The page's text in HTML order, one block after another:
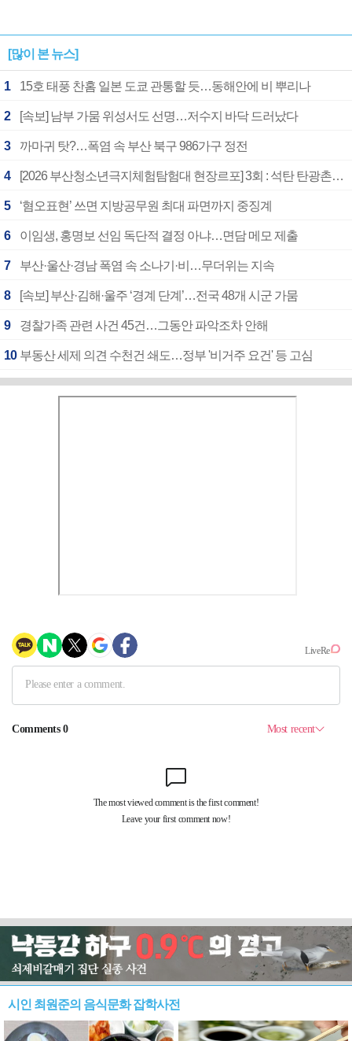
[많이 본 뉴스]
1 15호 태풍 찬홈 일본 도쿄 관통할 듯…동해안에 비 뿌리나
2 [속보] 남부 가뭄 위성서도 선명…저수지 바닥 드러났다
3 까마귀 탓?…폭염 속 부산 북구 986가구 정전
4 [2026 부산청소년극지체험탐험대 현장르포] 3회 : 석탄 탄광촌에서 북극 연구의 중심지로
5 ‘혐오표현’ 쓰면 지방공무원 최대 파면까지 중징계
6 이임생, 홍명보 선임 독단적 결정 아냐…면담 메모 제출
7 부산·울산·경남 폭염 속 소나기·비…무더위는 지속
8 [속보] 부산·김해·울주 ‘경계 단계’…전국 48개 시군 가뭄
9 경찰가족 관련 사건 45건…그동안 파악조차 안해
10 부동산 세제 의견 수천건 쇄도…정부 '비거주 요건' 등 고심
시인 최원준의 음식문화 잡학사전